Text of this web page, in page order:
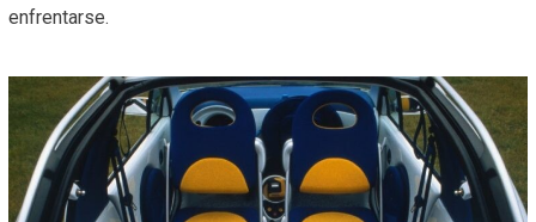
enfrentarse.